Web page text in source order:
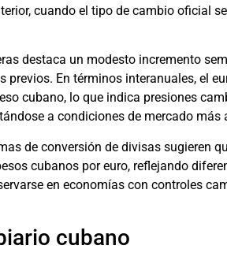
cuando el tipo de cambio oficial
destaca un modesto incremento
previos. En términos interanuales, el
cubano, lo que indica presiones
a condiciones de mercado más
de conversión de divisas sugieren
cubanos por euro, reflejando
en economías con controles
cubano